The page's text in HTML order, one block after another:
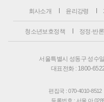
회사소개 윤리강령
청소년보호정책 정정·반
서울특별시 성동구 성수
대표전화 : 1800-
편집국 : 070-4010-8512
등록번호 : 서울 아